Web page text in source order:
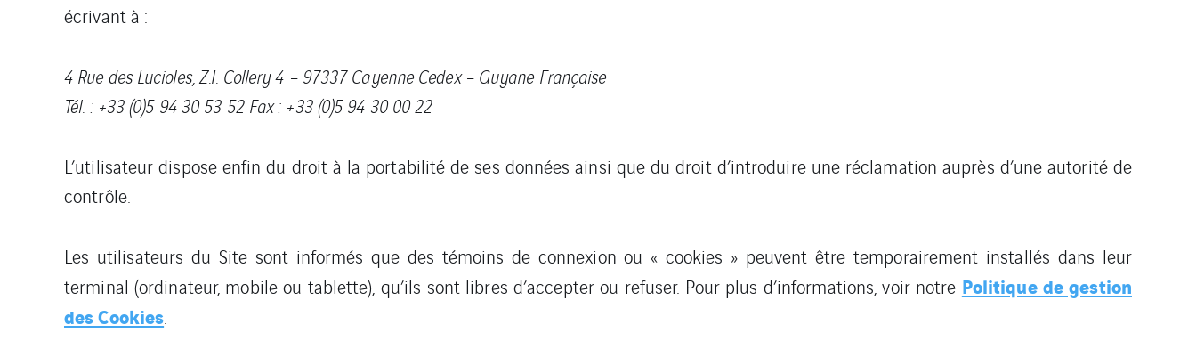
écrivant à :
4 Rue des Lucioles, Z.I. Collery 4 – 97337 Cayenne Cedex – Guyane Française
Tél. : +33 (0)5 94 30 53 52 Fax : +33 (0)5 94 30 00 22
L’utilisateur dispose enfin du droit à la portabilité de ses données ainsi que du droit d’introduire une réclamation auprès d’une autorité de
contrôle.
Les utilisateurs du Site sont informés que des témoins de connexion ou « cookies » peuvent être temporairement installés dans leur
terminal (ordinateur, mobile ou tablette), qu’ils sont libres d’accepter ou refuser. Pour plus d’informations, voir notre Politique de gestion
des Cookies.